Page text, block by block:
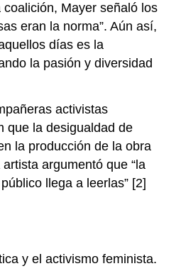
la
abstracción
caligráfica
Modernismo
selva
y
el
desierto”
Notas:
Song
Mayer señaló los
eran la norma”. Aún así,
días es la
la pasión y diversidad
activistas
que la desigualdad de
la producción de la obra
argumentó que “la
llega a leerlas” [2]
y el activismo feminista.